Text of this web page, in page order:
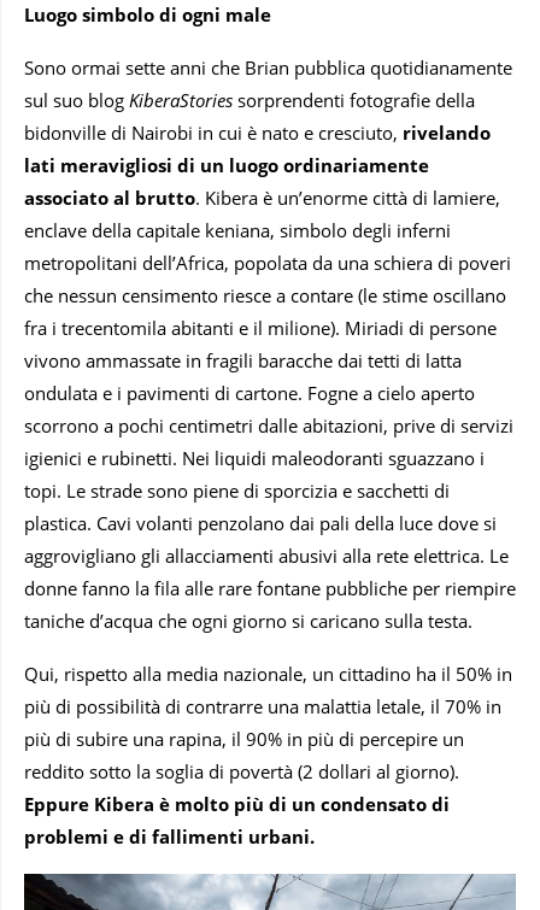
Luogo simbolo di ogni male
Sono ormai sette anni che Brian pubblica quotidianamente
sul suo blog KiberaStories sorprendenti fotografie della
bidonville di Nairobi in cui è nato e cresciuto, rivelando
lati meravigliosi di un luogo ordinariamente
associato al brutto. Kibera è un’enorme città di lamiere,
enclave della capitale keniana, simbolo degli inferni
metropolitani dell’Africa, popolata da una schiera di poveri
che nessun censimento riesce a contare (le stime oscillano
fra i trecentomila abitanti e il milione). Miriadi di persone
vivono ammassate in fragili baracche dai tetti di latta
ondulata e i pavimenti di cartone. Fogne a cielo aperto
scorrono a pochi centimetri dalle abitazioni, prive di servizi
igienici e rubinetti. Nei liquidi maleodoranti sguazzano i
topi. Le strade sono piene di sporcizia e sacchetti di
plastica. Cavi volanti penzolano dai pali della luce dove si
aggrovigliano gli allacciamenti abusivi alla rete elettrica. Le
donne fanno la fila alle rare fontane pubbliche per riempire
taniche d’acqua che ogni giorno si caricano sulla testa.
Qui, rispetto alla media nazionale, un cittadino ha il 50% in
più di possibilità di contrarre una malattia letale, il 70% in
più di subire una rapina, il 90% in più di percepire un
reddito sotto la soglia di povertà (2 dollari al giorno).
Eppure Kibera è molto più di un condensato di
problemi e di fallimenti urbani.